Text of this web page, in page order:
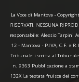
La Voce di Mantova -
RISERVATI. NESSUNA
responsabile: Alessio Tarpini
12 - Mantova - P.IVA, C.F. e
Tribunale: iscritta al
n. 9363 Pubblicazione a
132X La testata fruisce dei